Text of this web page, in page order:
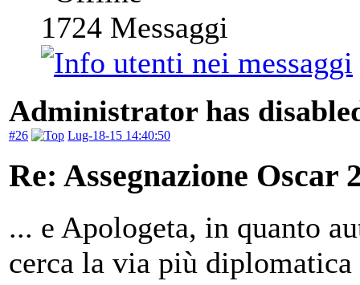
1724 Messaggi
Administrator has
#26 Lug-18-15 14:40:50
Re: Assegnazione Oscar
... e Apologeta, in quanto
cerca la via più